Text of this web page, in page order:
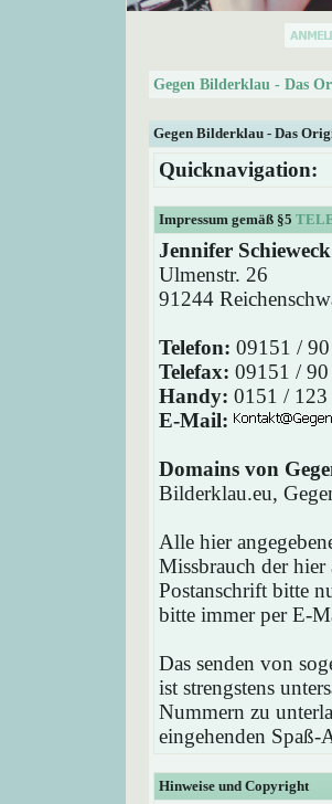
Gegen Bilderklau - Das
Gegen Bilderklau - Das
Quicknavigation:
Impressum gemäß §5
Jennifer Schieweck
Ulmenstr. 26
91244
Telefon: 09151 /
Telefax: 09151 /
Handy: 0151 /
E-Mail:
Domains von
Bilderklau.eu,
Alle hier
Missbrauch der
Postanschrift bitte
bitte immer per E-
Das senden von
ist strengstens
Nummern zu
eingehenden
Hinweise und Copyright